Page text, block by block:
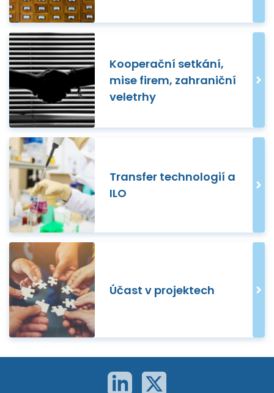
Kooperační setkání,
mise firem, zahraniční
veletrhy
Transfer technologií a
ILO
Účast v projektech